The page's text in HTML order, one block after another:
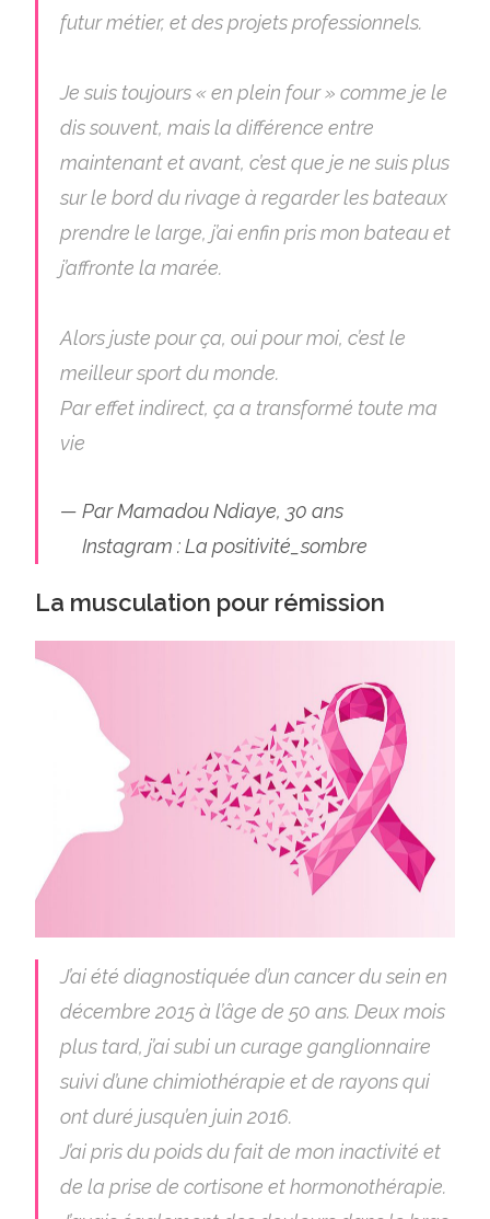
futur métier, et des projets professionnels.
Je suis toujours « en plein four » comme je le
dis souvent, mais la différence entre
maintenant et avant, c’est que je ne suis plus
sur le bord du rivage à regarder les bateaux
prendre le large, j’ai enfin pris mon bateau et
j’affronte la marée.
Alors juste pour ça, oui pour moi, c’est le
meilleur sport du monde.
Par effet indirect, ça a transformé toute ma
vie
Par Mamadou Ndiaye, 30 ans
Instagram : La positivité_sombre
La musculation pour rémission
J’ai été diagnostiquée d’un cancer du sein en
décembre 2015 à l’âge de 50 ans. Deux mois
plus tard, j’ai subi un curage ganglionnaire
suivi d’une chimiothérapie et de rayons qui
ont duré jusqu’en juin 2016.
J’ai pris du poids du fait de mon inactivité et
de la prise de cortisone et hormonothérapie.